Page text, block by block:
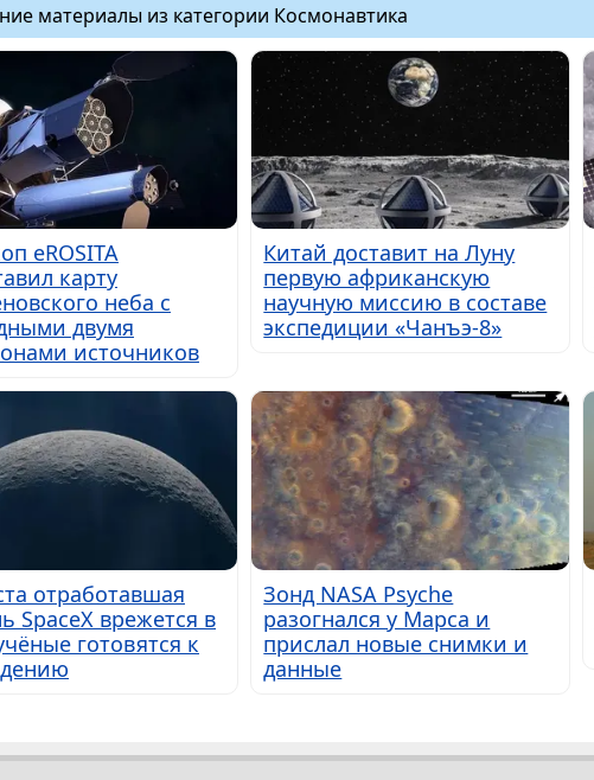
материалы из категории Космонавтика
eROSITA
карту
неба с
двумя
источников
Китай доставит на Луну
первую африканскую
научную миссию в составе
экспедиции «Чанъэ-8»
отработавшая
SpaceX врежется в
готовятся к
Зонд NASA Psyche
разогнался у Марса и
прислал новые снимки и
данные